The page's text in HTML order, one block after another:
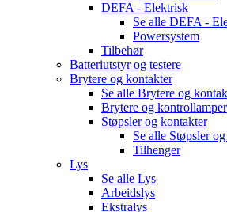
DEFA - Elektrisk
Se alle DEFA -
Powersystem
Tilbehør
Batteriutstyr og testere
Brytere og kontakter
Se alle Brytere og
Brytere og kontrollamper
Støpsler og kontakter
Se alle Støpsler
Tilhenger
Lys
Se alle Lys
Arbeidslys
Ekstralys